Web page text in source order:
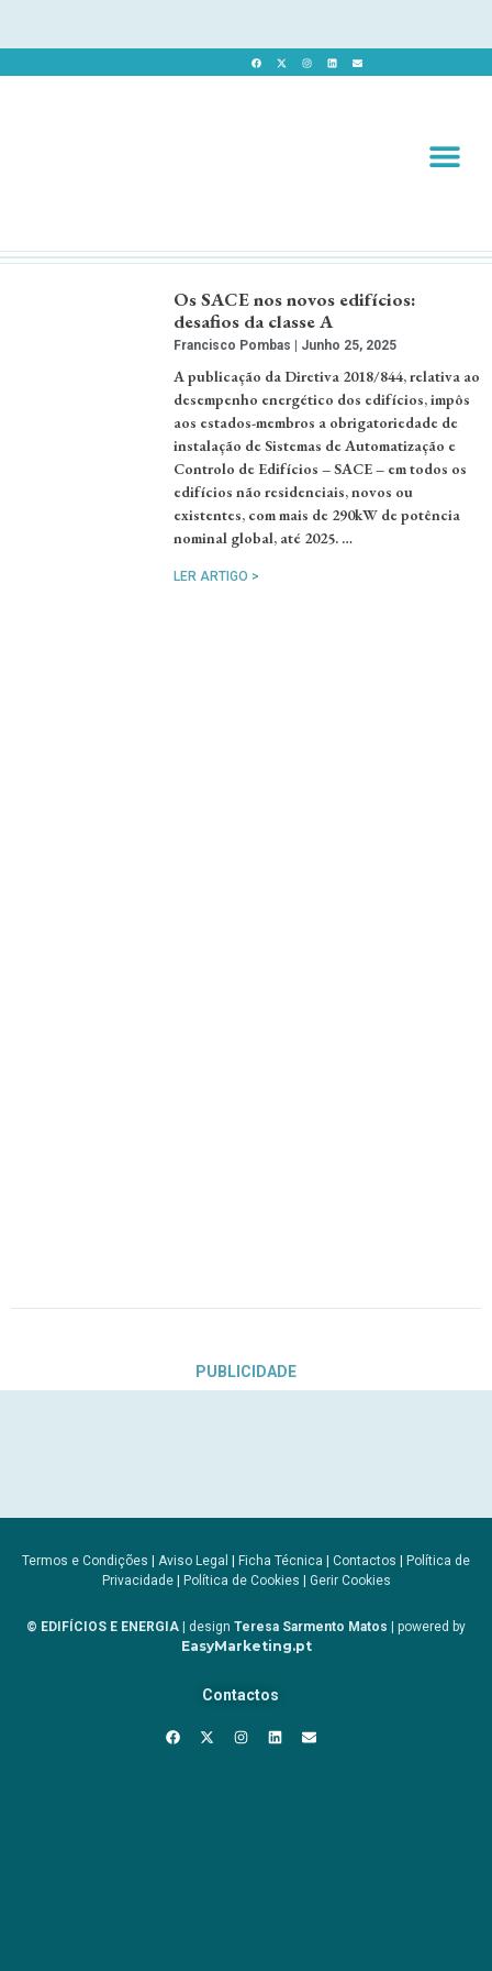
Os SACE nos novos edifícios:
desafios da classe A
Francisco Pombas Junho 25, 2025
A publicação da Diretiva 2018/844, relativa ao
desempenho energético dos edifícios, impôs
aos estados-membros a obrigatoriedade de
instalação de Sistemas de Automatização e
Controlo de Edifícios – SACE – em todos os
edifícios não residenciais, novos ou
existentes, com mais de 290kW de potência
nominal global, até 2025. …
LER ARTIGO >
PUBLICIDADE
Termos e Condições | Aviso Legal | Ficha Técnica | Contactos | Política de
Privacidade| Política de Cookies | Gerir Cookies
© EDIFÍCIOS E ENERGIA | design Teresa Sarmento Matos | powered by
EasyMarketing.pt
Contactos